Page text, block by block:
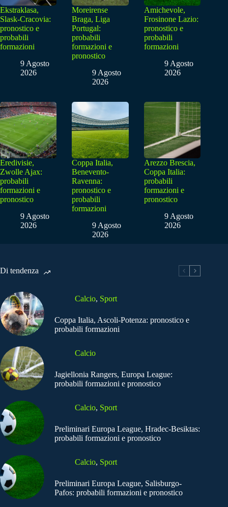
Ekstraklasa,
Slask-Cracovia:
pronostico e
probabili
formazioni
9 Agosto
2026
Moreirense
Braga, Liga
Portugal:
probabili
formazioni e
pronostico
9 Agosto
2026
Amichevole,
Frosinone Lazio:
pronostico e
probabili
formazioni
9 Agosto
2026
Eredivisie,
Zwolle Ajax:
probabili
formazioni e
pronostico
9 Agosto
2026
Coppa Italia,
Benevento-
Ravenna:
pronostico e
probabili
formazioni
9 Agosto
2026
Arezzo Brescia,
Coppa Italia:
probabili
formazioni e
pronostico
9 Agosto
2026
Di tendenza
Calcio, Sport
Coppa Italia, Ascoli-Potenza: pronostico e
probabili formazioni
Calcio
Jagiellonia Rangers, Europa League:
probabili formazioni e pronostico
Calcio, Sport
Preliminari Europa League, Hradec-Besiktas:
probabili formazioni e pronostico
Calcio, Sport
Preliminari Europa League, Salisburgo-
Pafos: probabili formazioni e pronostico